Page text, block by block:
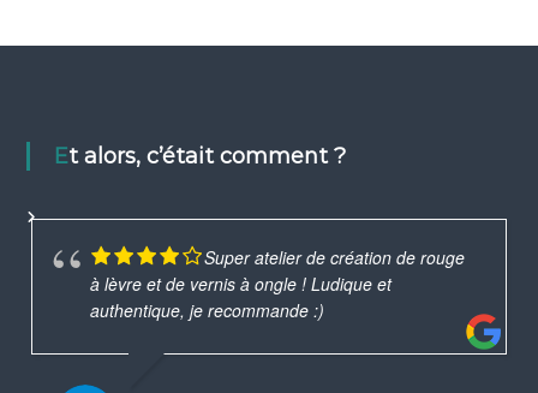
Et alors, c’était comment ?
Super atelier de création de rouge
à lèvre et de vernis à ongle ! Ludique et
authentique, je recommande :)